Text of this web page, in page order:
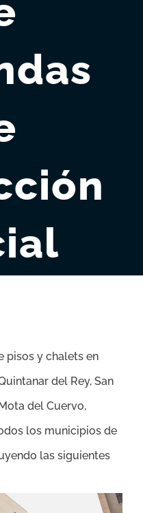
pisos y chalets en
del Rey, San
del Cuervo,
los municipios de
las siguientes